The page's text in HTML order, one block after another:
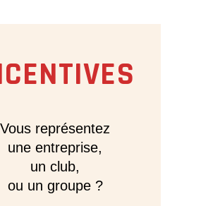
Vous représentez
une entreprise,
un club,
ou un groupe ?